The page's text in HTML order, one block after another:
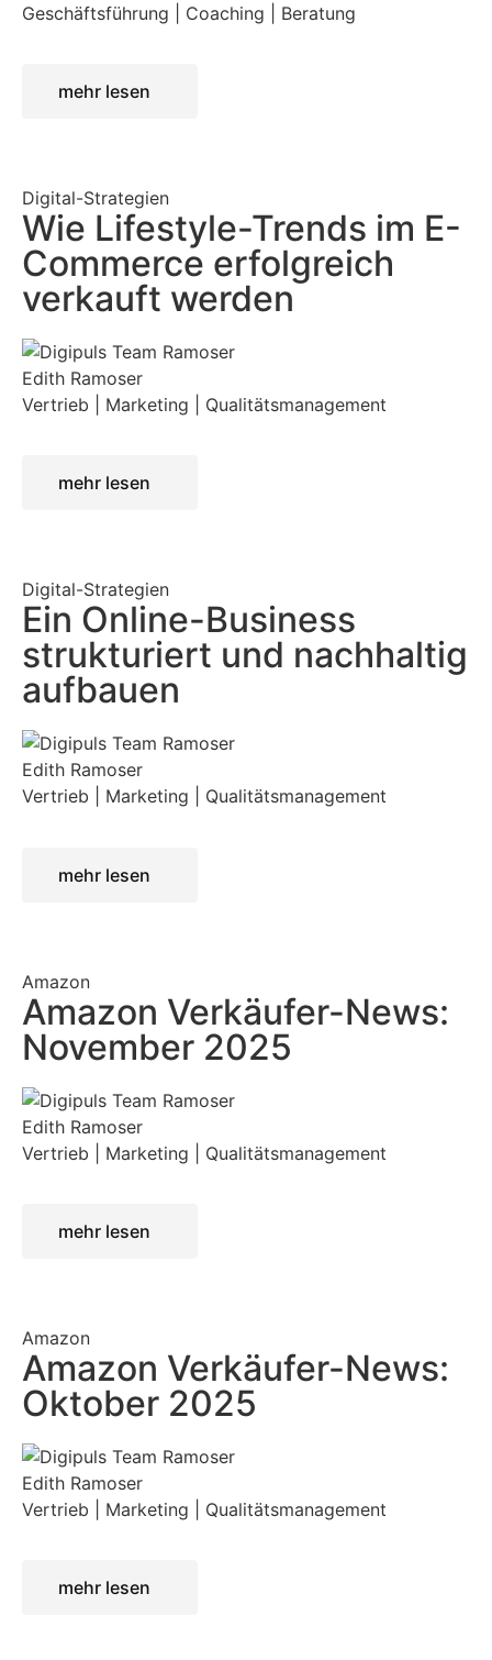
Geschäftsführung | Coaching | Beratung
mehr lesen
Digital-Strategien
Wie Lifestyle-Trends im E-
Commerce erfolgreich
verkauft werden
Edith Ramoser
Vertrieb | Marketing | Qualitätsmanagement
mehr lesen
Digital-Strategien
Ein Online-Business
strukturiert und nachhaltig
aufbauen
Edith Ramoser
Vertrieb | Marketing | Qualitätsmanagement
mehr lesen
Amazon
Amazon Verkäufer-News:
November 2025
Edith Ramoser
Vertrieb | Marketing | Qualitätsmanagement
mehr lesen
Amazon
Amazon Verkäufer-News:
Oktober 2025
Edith Ramoser
Vertrieb | Marketing | Qualitätsmanagement
mehr lesen